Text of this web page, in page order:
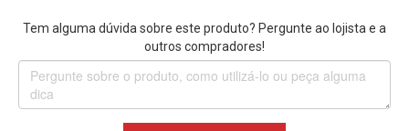
* Apenas 1 unidade de Punho Handle Lateral
Tem alguma dúvida sobre este produto? Pergunte ao lojista e a
outros compradores!